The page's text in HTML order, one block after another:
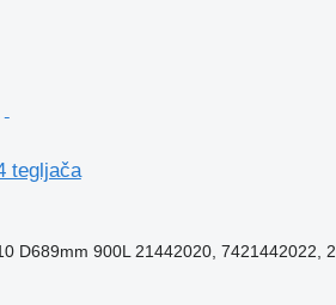
tegljača
D689mm 900L 21442020, 7421442022,